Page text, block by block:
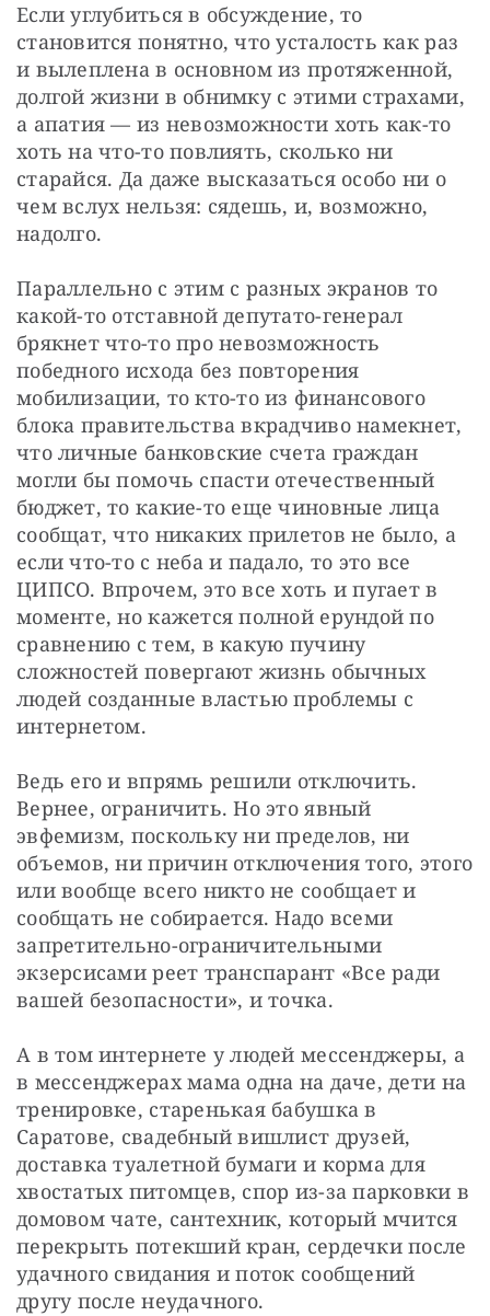
Если углубиться в обсуждение, то
становится понятно, что усталость как раз
и вылеплена в основном из протяженной,
долгой жизни в обнимку с этими страхами,
а апатия — из невозможности хоть как-то
хоть на что-то повлиять, сколько ни
старайся. Да даже высказаться особо ни о
чем вслух нельзя: сядешь, и, возможно,
надолго.
Параллельно с этим с разных экранов то
какой-то отставной депутато-генерал
брякнет что-то про невозможность
победного исхода без повторения
мобилизации, то кто-то из финансового
блока правительства вкрадчиво намекнет,
что личные банковские счета граждан
могли бы помочь спасти отечественный
бюджет, то какие-то еще чиновные лица
сообщат, что никаких прилетов не было, а
если что-то с неба и падало, то это все
ЦИПСО. Впрочем, это все хоть и пугает в
моменте, но кажется полной ерундой по
сравнению с тем, в какую пучину
сложностей повергают жизнь обычных
людей созданные властью проблемы с
интернетом.
Ведь его и впрямь решили отключить.
Вернее, ограничить. Но это явный
эвфемизм, поскольку ни пределов, ни
объемов, ни причин отключения того, этого
или вообще всего никто не сообщает и
сообщать не собирается. Надо всеми
запретительно-ограничительными
экзерсисами реет транспарант «Все ради
вашей безопасности», и точка.
А в том интернете у людей мессенджеры, а
в мессенджерах мама одна на даче, дети на
тренировке, старенькая бабушка в
Саратове, свадебный вишлист друзей,
доставка туалетной бумаги и корма для
хвостатых питомцев, спор из-за парковки в
домовом чате, сантехник, который мчится
перекрыть потекший кран, сердечки после
удачного свидания и поток сообщений
другу после неудачного.